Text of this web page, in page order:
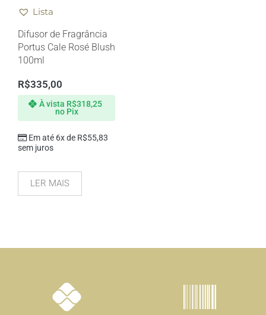
Lista
Difusor de Fragrância
Portus Cale Rosé Blush
100ml
R$335,00
Em até 6x de R$55,83
sem juros
À vista R$318,25
no Pix
LER MAIS